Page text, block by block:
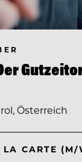
Österreich
LA CARTE (M/